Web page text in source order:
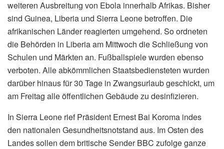
weiteren Ausbreitung von Ebola innerhalb Afrikas. Bisher
sind Guinea, Liberia und Sierra Leone betroffen. Die
afrikanischen Länder reagierten umgehend. So ordneten
die Behörden in Liberia am Mittwoch die Schließung von
Schulen und Märkten an. Fußballspiele wurden ebenso
verboten. Alle abkömmlichen Staatsbediensteten wurden
darüber hinaus für 30 Tage in Zwangsurlaub geschickt, um
am Freitag alle öffentlichen Gebäude zu desinfizieren.
In Sierra Leone rief Präsident Ernest Bai Koroma indes
den nationalen Gesundheitsnotstand aus. Im Osten des
Landes sollen dem britische Sender BBC zufolge ganze